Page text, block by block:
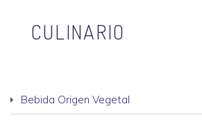
CULINARIO
Bebida Origen Vegetal